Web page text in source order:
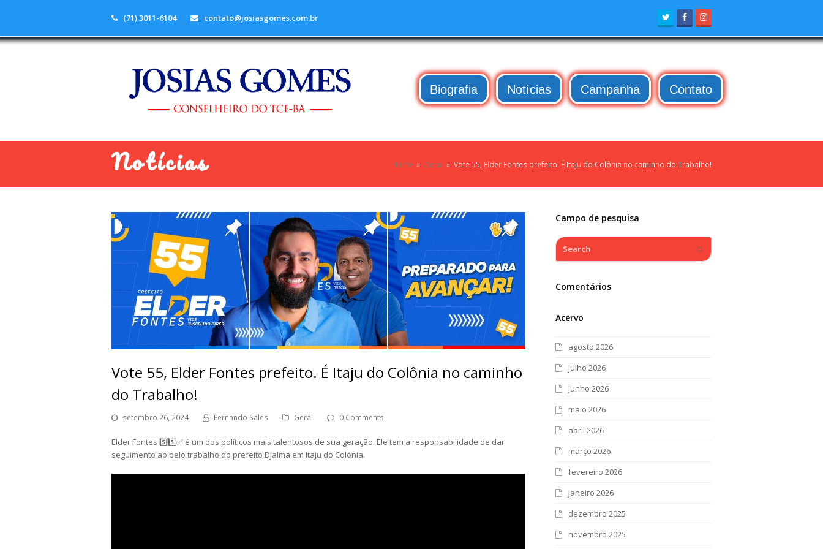
(71) 3011-6104 contato@josiasgomes.com.br TwitterFacebook
Biografia Notícias Campanha Contato
Notícias Home » Geral » Vote 55, Elder Fontes prefeito. É Itaju do Colônia no caminho do Trabalho!
Vote 55, Elder Fontes prefeito. É Itaju do Colônia no caminho
do Trabalho!
setembro 26, 2024 Fernando Sales Geral 0 Comments
Elder Fontes 5️⃣5️⃣✅ é um dos políticos mais talentosos de sua geração. Ele tem a responsabilidade de dar
seguimento ao belo trabalho do prefeito Djalma em Itaju do Colônia.
Campo de pesquisa
Search
Comentários
Acervo
agosto 2026
julho 2026
junho 2026
maio 2026
abril 2026
março 2026
fevereiro 2026
janeiro 2026
dezembro 2025
novembro 2025